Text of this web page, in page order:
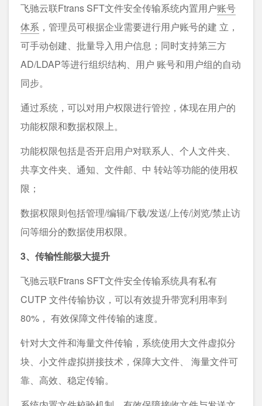
飞驰云联Ftrans SFT文件安全传输系统内置用户账号
体系 ，管理员可根据企业需要进行用户账号的建 立，
可手动创建、批量导入用户信息；同时支持第三方
AD/LDAP等进行组织结构、用户 账号和用户组的自动
同步。
通过系统，可以对用户权限进行管控，体现在用户的
功能权限和数据权限上。
功能权限包括是否开启用户对联系人、个人文件夹、
共享文件夹、通知、文件邮、中 转站等功能的使用权
限；
数据权限则包括管理/编辑/下载/发送/上传/浏览/禁止访
问等细分的数据使用权限。
3、传输性能极大提升
飞驰云联Ftrans SFT文件安全传输系统具有私有
CUTP 文件传输协议，可以有效提升带宽利用率到
80%， 有效保障文件传输的速度。
针对大文件和海量文件传输，系统使用大文件虚拟分
块、小文件虚拟拼接技术，保障大文件、 海量文件可
靠、高效、稳定传输。